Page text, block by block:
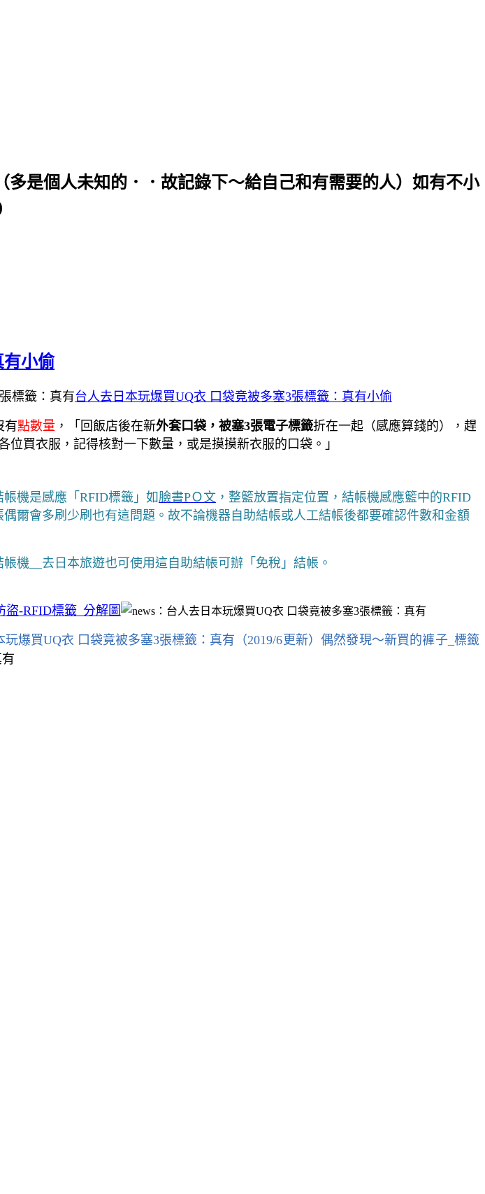
是個人未知的．．故記錄下～給自己和有需要的人）如有不小
有小偷
台人去日本玩爆買UQ衣 口袋竟被多塞3張標籤：真有小偷
有點數量 ，「回飯店後在新外套口袋，被塞3張電子標籤折在一起（感應算錢的），趕
買衣服，記得核對一下數量，或是摸摸新衣服的口袋。」
機是感應「RFID標籤」如臉書PＯ文 ，整籃放置指定位置，結帳機感應籃中的RFID
爾會多刷少刷也有這問題。故不論機器自助結帳或人工結帳後都要確認件數和金額
帳機＿去日本旅遊也可使用這自助結帳可辦「免稅」結帳。
盜-RFID標籤_分解圖
（2019/6更新）偶然發現～新買的褲子_標籤